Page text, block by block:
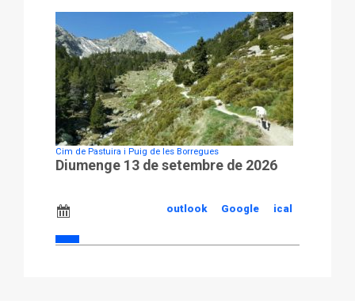
Cim de Pastuira i Puig de les Borregues
Diumenge 13 de setembre de 2026
ical
Google
outlook